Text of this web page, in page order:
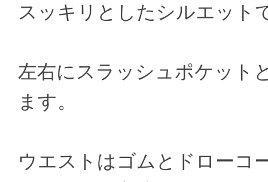
スッキリとしたシルエット
左右にスラッシュポケット
ます。
ウエストはゴムとドローコ